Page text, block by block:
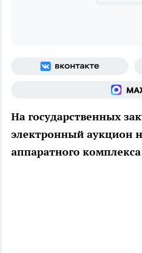
На государственных
электронный аукцион
аппаратного комплекса